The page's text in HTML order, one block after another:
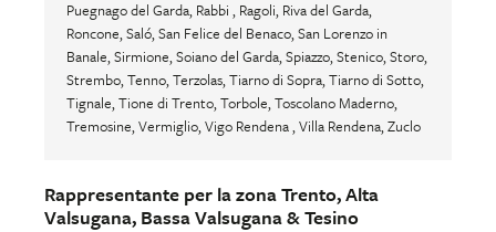
Puegnago del Garda, Rabbi , Ragoli, Riva del Garda,
Roncone, Saló, San Felice del Benaco, San Lorenzo in
Banale, Sirmione, Soiano del Garda, Spiazzo, Stenico, Storo,
Strembo, Tenno, Terzolas, Tiarno di Sopra, Tiarno di Sotto,
Tignale, Tione di Trento, Torbole, Toscolano Maderno,
Tremosine, Vermiglio, Vigo Rendena , Villa Rendena, Zuclo
Rappresentante per la zona Trento, Alta
Valsugana, Bassa Valsugana & Tesino